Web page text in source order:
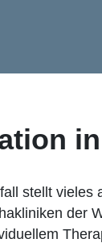
stellt
der